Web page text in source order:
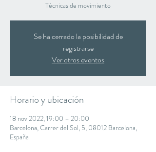
Técnicas de movimiento
Se ha cerrado la posibilidad de
registrarse
Ver otros eventos
Horario y ubicación
18 nov 2022, 19:00 – 20:00
Barcelona, Carrer del Sol, 5, 08012 Barcelona,
España